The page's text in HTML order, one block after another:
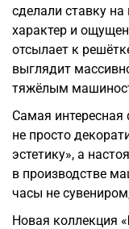
сделали ставку
характер и
отсылает к
выглядит
тяжёлым
Самая
не просто
эстетику», а
в производстве
часы не
Новая коллекция